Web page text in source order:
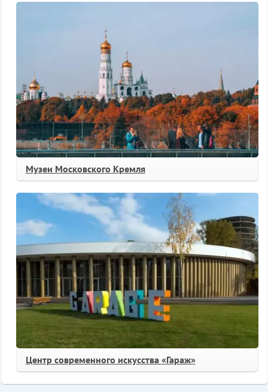
Музеи Московского Кремля
Центр современного искусства «Гараж»